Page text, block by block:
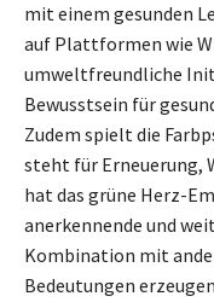
mit einem gesunden
auf Plattformen wie
umweltfreundliche
Bewusstsein für
Zudem spielt die
steht für Erneuerung,
hat das grüne Herz-
anerkennende und
Kombination mit
Bedeutungen